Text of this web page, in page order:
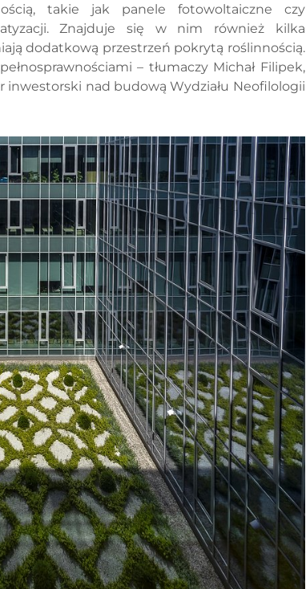
takie jak panele fotowoltaiczne czy
Znajduje się w nim również kilka
dodatkową przestrzeń pokrytą roślinnością.
– tłumaczy Michał Filipek,
inwestorski nad budową Wydziału Neofilologii